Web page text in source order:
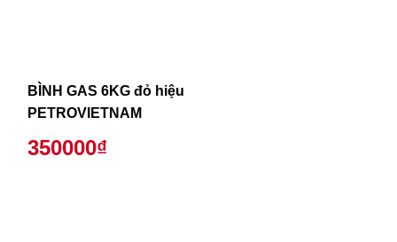
BÌNH GAS 6KG đỏ hiệu
PETROVIETNAM
350000₫